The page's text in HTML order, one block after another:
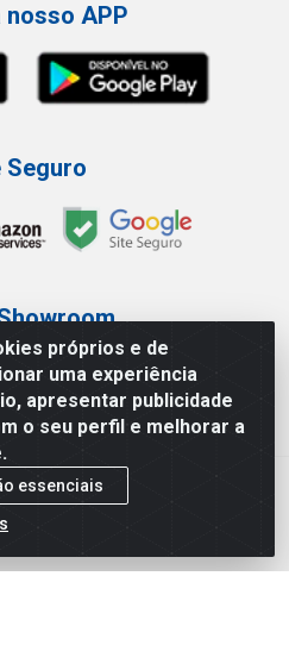
próprios e de
uma experiência
apresentar publicidade
o seu perfil e melhorar a
essenciais
nosso APP
Seguro
3227-0546
- Pari - São Paulo/SP
Vautier, 585/597 - Pari - São
- CNPJ 27.717.135/0001-29